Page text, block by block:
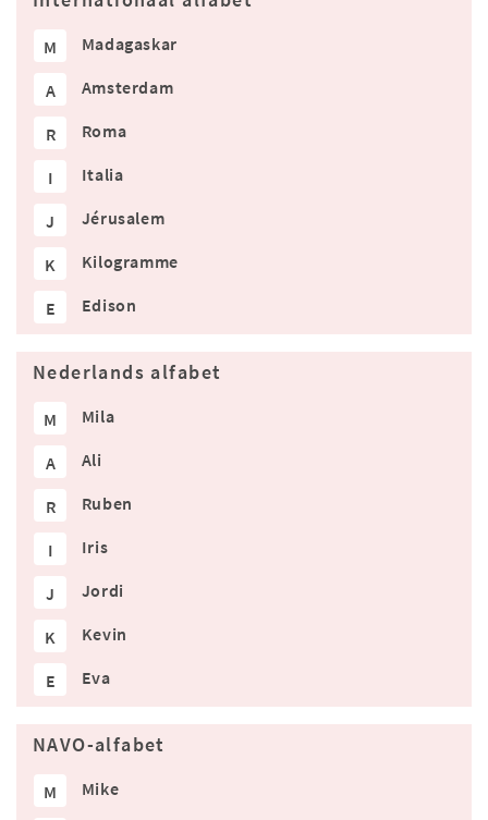
M Madagaskar
A Amsterdam
R Roma
I Italia
J Jérusalem
K Kilogramme
E Edison
Nederlands alfabet
M Mila
A Ali
R Ruben
I Iris
J Jordi
K Kevin
E Eva
NAVO-alfabet
M Mike